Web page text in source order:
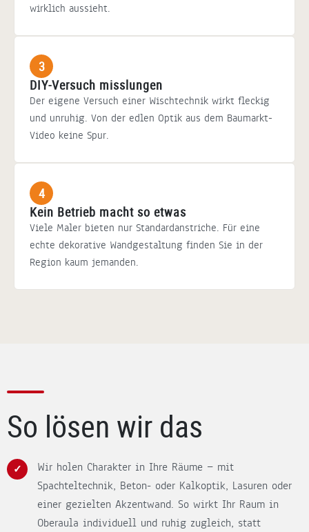
wirklich aussieht.
3
DIY-Versuch misslungen
Der eigene Versuch einer Wischtechnik wirkt fleckig
und unruhig. Von der edlen Optik aus dem Baumarkt-
Video keine Spur.
4
Kein Betrieb macht so etwas
Viele Maler bieten nur Standardanstriche. Für eine
echte dekorative Wandgestaltung finden Sie in der
Region kaum jemanden.
So lösen wir das
Wir holen Charakter in Ihre Räume — mit
Spachteltechnik, Beton- oder Kalkoptik, Lasuren oder
einer gezielten Akzentwand. So wirkt Ihr Raum in
Oberaula individuell und ruhig zugleich, statt